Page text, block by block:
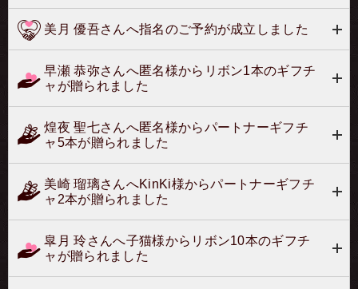
美月 優吾さんへ指名のご予約が成立しました
早瀬 恭弥さんへ匿名様からリボン1本のギフチ
ャが贈られました
煌夜 聖七さんへ匿名様からパートナーギフチ
ャ5本が贈られました
美崎 瑠璃さんへKinKi様からパートナーギフチ
ャ2本が贈られました
皐月 玲さんへ子猫様からリボン10本のギフチ
ャが贈られました